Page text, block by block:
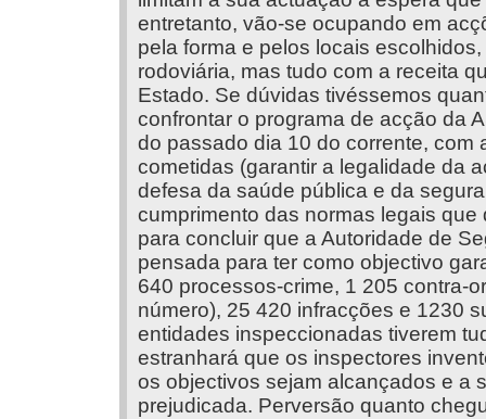
entretanto, vão-se ocupando em
pela forma e pelos locais
rodoviária, mas tudo com a receita
Estado. Se dúvidas tivéssemos
confrontar o programa de acção da
do passado dia 10 do corrente, com
cometidas (garantir a legalidade da
defesa da saúde pública e da
cumprimento das normas legais
para concluir que a Autoridade de
pensada para ter como objectivo
640 processos-crime, 1 205 contra-
número), 25 420 infracções e 1230
entidades inspeccionadas tiverem
estranhará que os inspectores
os objectivos sejam alcançados e a
prejudicada. Perversão quanto